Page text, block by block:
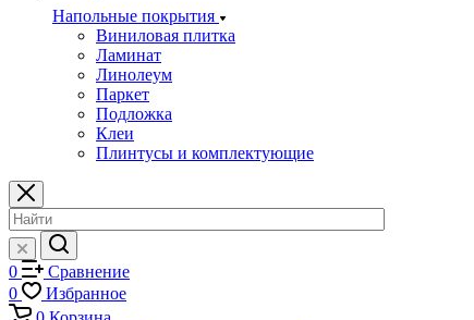
Напольные покрытия
Виниловая плитка
Ламинат
Линолеум
Паркет
Подложка
Клеи
Плинтусы и комплектующие
0
Сравнение
0
Избранное